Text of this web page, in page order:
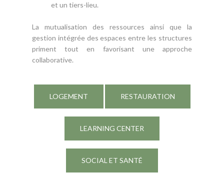
et un tiers-lieu.
La mutualisation des ressources ainsi que la
gestion intégrée des espaces entre les structures
priment tout en favorisant une approche
collaborative.
LOGEMENT RESTAURATION
LEARNING CENTER
SOCIAL ET SANTÉ